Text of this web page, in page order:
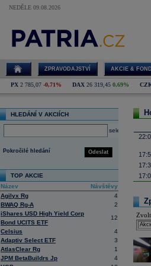
NEDĚLE 09.08.2026
ZPRAVODAJSTVÍ AKCIE &
PX 2 785,07 -0,71% DAX 26 319,45 0,69%
HLEDÁNÍ V AKCIÍCH
select
Odeslat
Pokročilé hledání
TOP AKCIE
Název
Návštěvy
Agilyx Rg
4
BWAQ Rg-A
2
iShares USD High Yield Corp
Bond UCITS ETF
12
Celsius
4
Adaptiv Select ETF
3
AtlasClear Rg
1
JPM BetaBuildrs Jp
4
16:26